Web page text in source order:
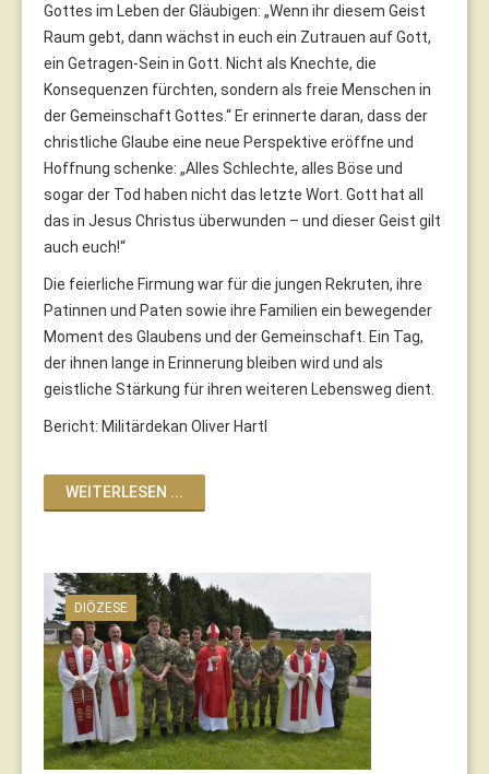
Gottes im Leben der Gläubigen: „Wenn ihr diesem Geist
Raum gebt, dann wächst in euch ein Zutrauen auf Gott,
ein Getragen-Sein in Gott. Nicht als Knechte, die
Konsequenzen fürchten, sondern als freie Menschen in
der Gemeinschaft Gottes.“ Er erinnerte daran, dass der
christliche Glaube eine neue Perspektive eröffne und
Hoffnung schenke: „Alles Schlechte, alles Böse und
sogar der Tod haben nicht das letzte Wort. Gott hat all
das in Jesus Christus überwunden – und dieser Geist gilt
auch euch!“
Die feierliche Firmung war für die jungen Rekruten, ihre
Patinnen und Paten sowie ihre Familien ein bewegender
Moment des Glaubens und der Gemeinschaft. Ein Tag,
der ihnen lange in Erinnerung bleiben wird und als
geistliche Stärkung für ihren weiteren Lebensweg dient.
Bericht: Militärdekan Oliver Hartl
WEITERLESEN ...
DIÖZESE